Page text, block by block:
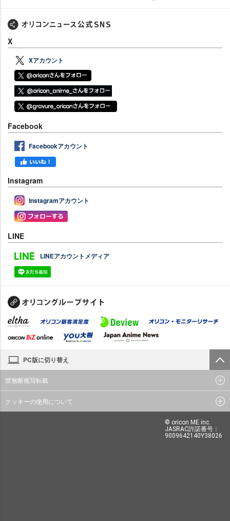
X
Xアカウント
Facebook
Facebookアカウント
Instagram
Instagramアカウント
LINE
LINEアカウントメディア
PC版に切り替え
禁無断複写転載
クッキーの使用について
© oricon ME inc.
JASRAC許諾番号：
9009642140Y38026